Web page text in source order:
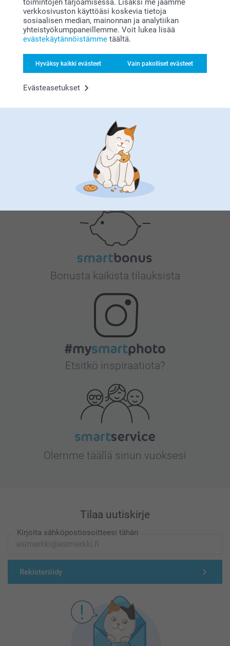
toimintojen tarjoamisessa. Lisäksi me jaamme
verkkosivuston käyttöäsi koskevia tietoja
sosiaalisen median, mainonnan ja analytiikan
yhteistyökumppaneillemme. Voit lukea lisää
evästekäytännöistämme täältä.
Hyväksy kaikki evästeet Vain pakolliset evästeet
Evästeasetukset
(6 arvostelut)
(9 arvostelut)
Miksi
Tyytyväisyystakuu
Bonusta kaikista tilauksista
Etsitkö inspiraatiota?
Olemme täällä sinun vuoksesi
Tilaa uutiskirje
Kirjoita sähköpostiosoitteesi tähän
Rekisteröidy